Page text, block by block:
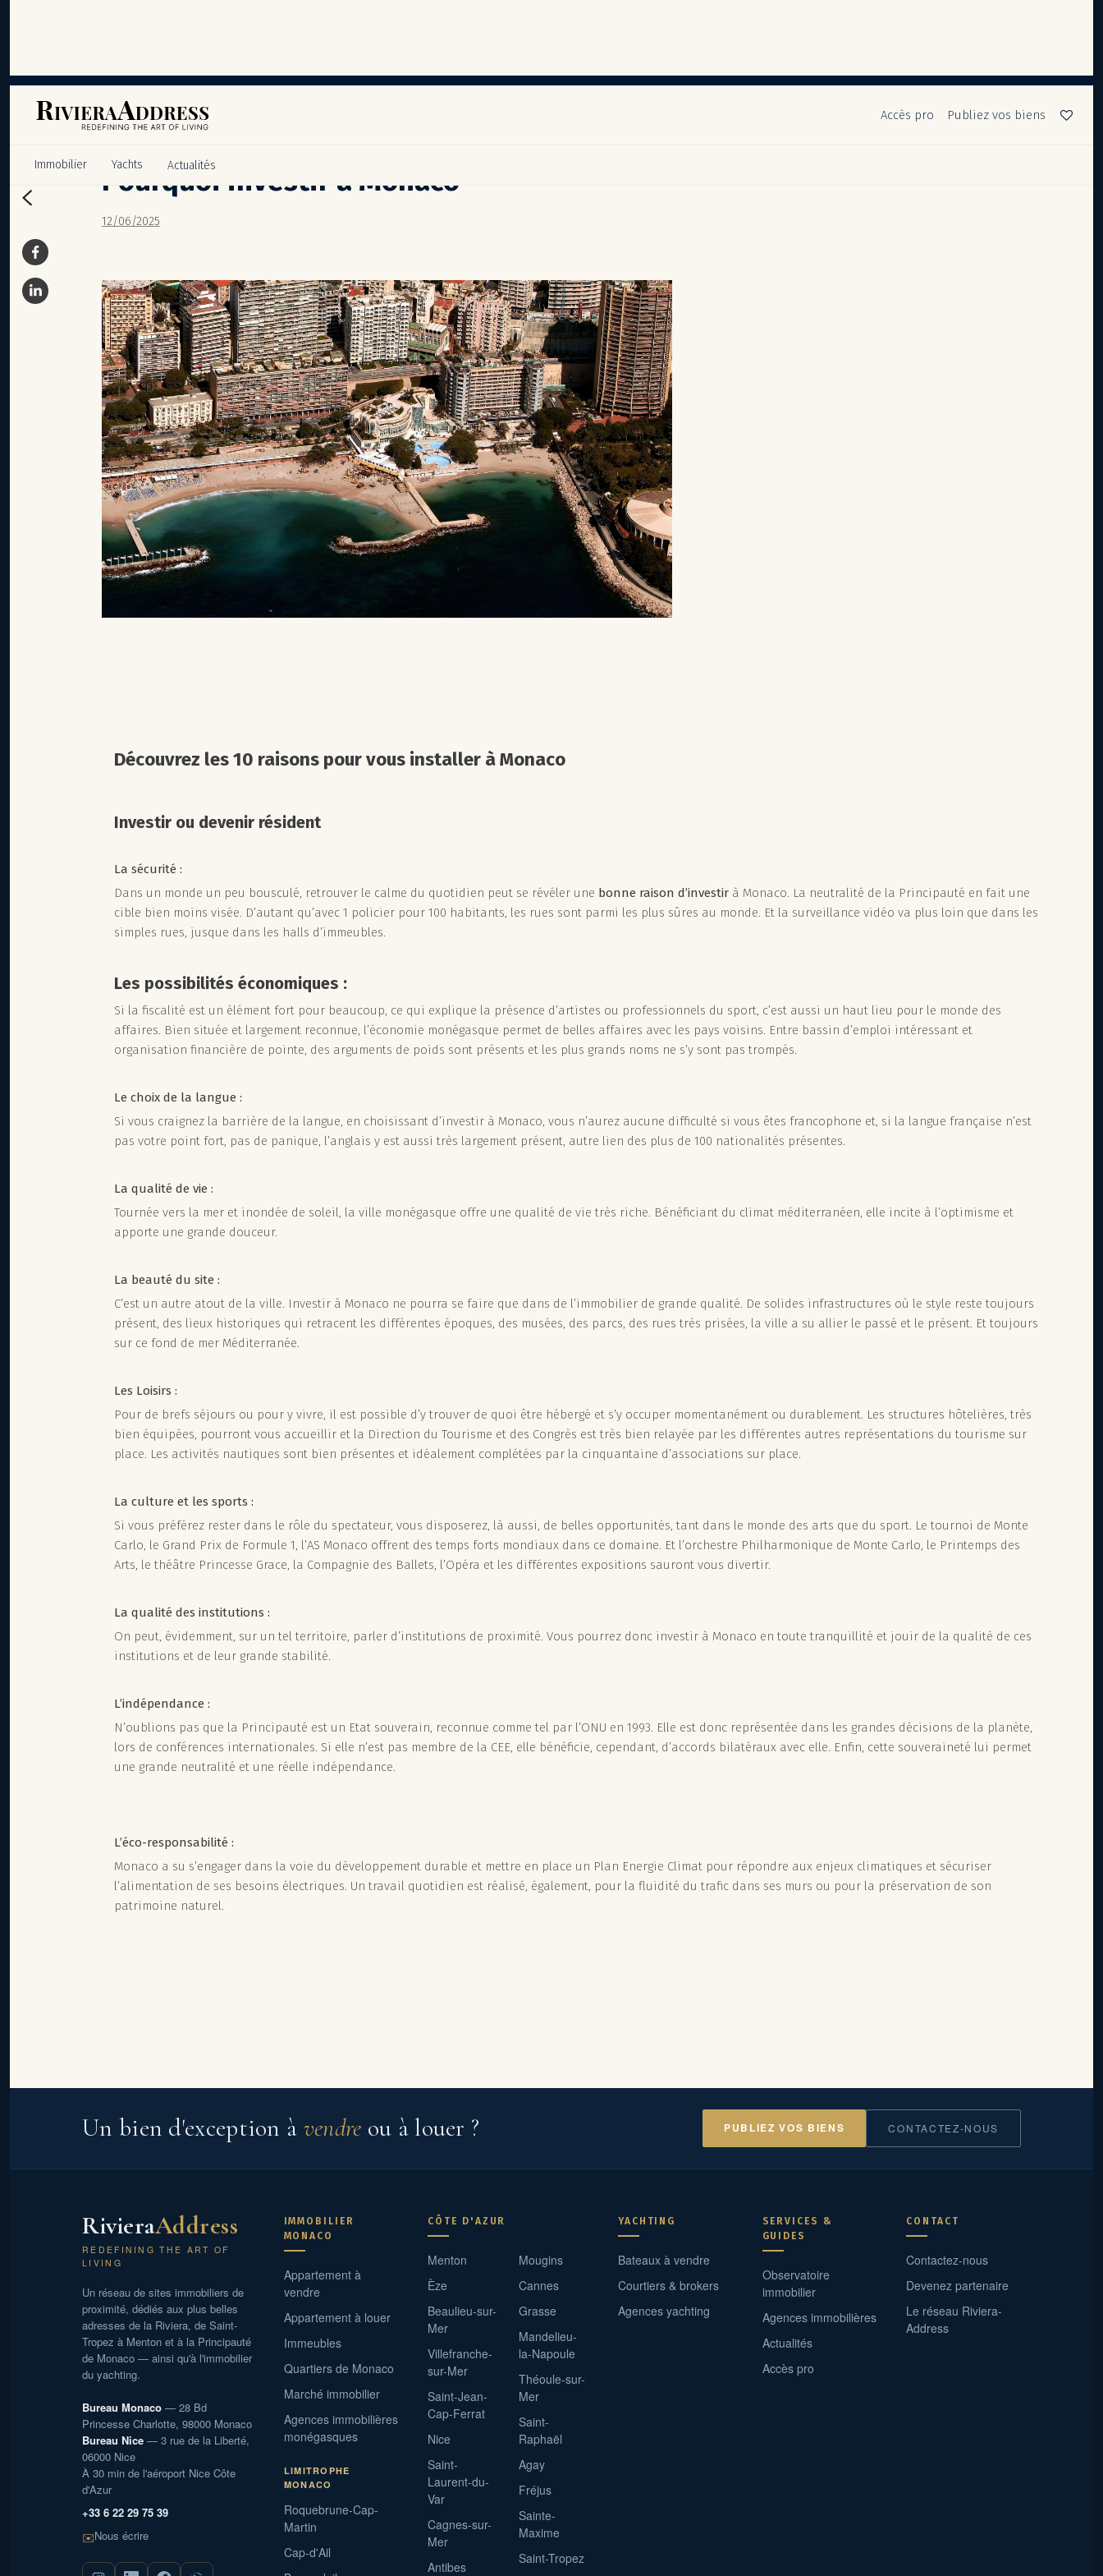
Accès pro Publiez vos biens
Immobilier Yachts Actualités
Pourquoi investir à Monaco
12/06/2025
Découvrez les 10 raisons pour vous installer à Monaco
Investir ou devenir résident
La sécurité :
Dans un monde un peu bousculé, retrouver le calme du quotidien peut se révéler une bonne raison d’investir à Monaco. La neutralité de la Principauté en fait une
cible bien moins visée. D’autant qu’avec 1 policier pour 100 habitants, les rues sont parmi les plus sûres au monde. Et la surveillance vidéo va plus loin que dans les
simples rues, jusque dans les halls d’immeubles.
Les possibilités économiques :
Si la fiscalité est un élément fort pour beaucoup, ce qui explique la présence d’artistes ou professionnels du sport, c’est aussi un haut lieu pour le monde des
affaires. Bien située et largement reconnue, l’économie monégasque permet de belles affaires avec les pays voisins. Entre bassin d’emploi intéressant et
organisation financière de pointe, des arguments de poids sont présents et les plus grands noms ne s’y sont pas trompés.
Le choix de la langue :
Si vous craignez la barrière de la langue, en choisissant d’investir à Monaco, vous n’aurez aucune difficulté si vous êtes francophone et, si la langue française n’est
pas votre point fort, pas de panique, l’anglais y est aussi très largement présent, autre lien des plus de 100 nationalités présentes.
La qualité de vie :
Tournée vers la mer et inondée de soleil, la ville monégasque offre une qualité de vie très riche. Bénéficiant du climat méditerranéen, elle incite à l’optimisme et
apporte une grande douceur.
La beauté du site :
C’est un autre atout de la ville. Investir à Monaco ne pourra se faire que dans de l’immobilier de grande qualité. De solides infrastructures où le style reste toujours
présent, des lieux historiques qui retracent les différentes époques, des musées, des parcs, des rues très prisées, la ville a su allier le passé et le présent. Et toujours
sur ce fond de mer Méditerranée.
Les Loisirs :
Pour de brefs séjours ou pour y vivre, il est possible d’y trouver de quoi être hébergé et s’y occuper momentanément ou durablement. Les structures hôtelières, très
bien équipées, pourront vous accueillir et la Direction du Tourisme et des Congrès est très bien relayée par les différentes autres représentations du tourisme sur
place. Les activités nautiques sont bien présentes et idéalement complétées par la cinquantaine d’associations sur place.
La culture et les sports :
Si vous préférez rester dans le rôle du spectateur, vous disposerez, là aussi, de belles opportunités, tant dans le monde des arts que du sport. Le tournoi de Monte
Carlo, le Grand Prix de Formule 1, l’AS Monaco offrent des temps forts mondiaux dans ce domaine. Et l’orchestre Philharmonique de Monte Carlo, le Printemps des
Arts, le théâtre Princesse Grace, la Compagnie des Ballets, l’Opéra et les différentes expositions sauront vous divertir.
La qualité des institutions :
On peut, évidemment, sur un tel territoire, parler d’institutions de proximité. Vous pourrez donc investir à Monaco en toute tranquillité et jouir de la qualité de ces
institutions et de leur grande stabilité.
L’indépendance :
N’oublions pas que la Principauté est un Etat souverain, reconnue comme tel par l’ONU en 1993. Elle est donc représentée dans les grandes décisions de la planète,
lors de conférences internationales. Si elle n’est pas membre de la CEE, elle bénéficie, cependant, d’accords bilatéraux avec elle. Enfin, cette souveraineté lui permet
une grande neutralité et une réelle indépendance.
L’éco-responsabilité :
Monaco a su s’engager dans la voie du développement durable et mettre en place un Plan Energie Climat pour répondre aux enjeux climatiques et sécuriser
l’alimentation de ses besoins électriques. Un travail quotidien est réalisé, également, pour la fluidité du trafic dans ses murs ou pour la préservation de son
patrimoine naturel.
Un bien d'exception à vendre ou à louer ? PUBLIEZ VOS BIENS CONTACTEZ-NOUS
RivieraAddress
REDEFINING THE ART OF
LIVING
Un réseau de sites immobiliers de
proximité, dédiés aux plus belles
adresses de la Riviera, de Saint-
Tropez à Menton et à la Principauté
de Monaco — ainsi qu'à l'immobilier
du yachting.
Bureau Monaco — 28 Bd
Princesse Charlotte, 98000 Monaco
Bureau Nice — 3 rue de la Liberté,
06000 Nice
À 30 min de l'aéroport Nice Côte
d'Azur
+33 6 22 29 75 39
✉️Nous écrire
IMMOBILIER
MONACO
Appartement à
vendre
Appartement à louer
Immeubles
Quartiers de Monaco
Marché immobilier
Agences immobilières
monégasques
LIMITROPHE
MONACO
Roquebrune-Cap-
Martin
Cap-d'Ail
CÔTE D'AZUR
Menton
Èze
Beaulieu-sur-
Mer
Villefranche-
sur-Mer
Saint-Jean-
Cap-Ferrat
Nice
Saint-
Laurent-du-
Var
Cagnes-sur-
Mer
Antibes
Mougins
Cannes
Grasse
Mandelieu-
la-Napoule
Théoule-sur-
Mer
Saint-
Raphaël
Agay
Fréjus
Sainte-
Maxime
Saint-Tropez
YACHTING
Bateaux à vendre
Courtiers & brokers
Agences yachting
SERVICES &
GUIDES
Observatoire
immobilier
Agences immobilières
Actualités
Accès pro
CONTACT
Contactez-nous
Devenez partenaire
Le réseau Riviera-
Address